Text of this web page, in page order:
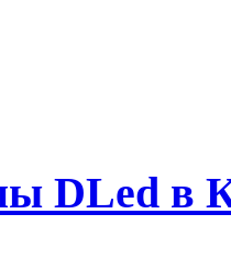
DLed в